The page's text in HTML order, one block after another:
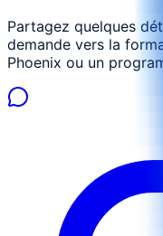
Partagez quelques
demande vers la
Phoenix ou un